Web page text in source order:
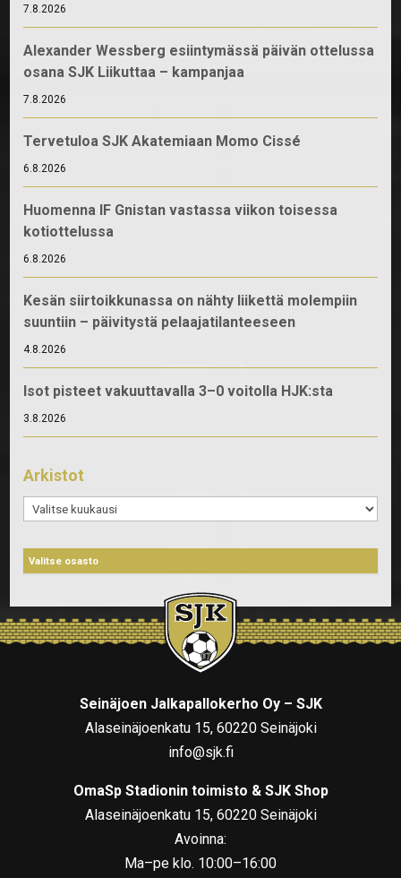
7.8.2026
Alexander Wessberg esiintymässä päivän ottelussa
osana SJK Liikuttaa – kampanjaa
7.8.2026
Tervetuloa SJK Akatemiaan Momo Cissé
6.8.2026
Huomenna IF Gnistan vastassa viikon toisessa
kotiottelussa
6.8.2026
Kesän siirtoikkunassa on nähty liikettä molempiin
suuntiin – päivitystä pelaajatilanteeseen
4.8.2026
Isot pisteet vakuuttavalla 3–0 voitolla HJK:sta
3.8.2026
Arkistot
Arkistot
Seinäjoen Jalkapallokerho Oy – SJK
Alaseinäjoenkatu 15, 60220 Seinäjoki
info@sjk.fi
OmaSp Stadionin toimisto & SJK Shop
Alaseinäjoenkatu 15, 60220 Seinäjoki
Avoinna:
Ma–pe klo. 10:00–16:00